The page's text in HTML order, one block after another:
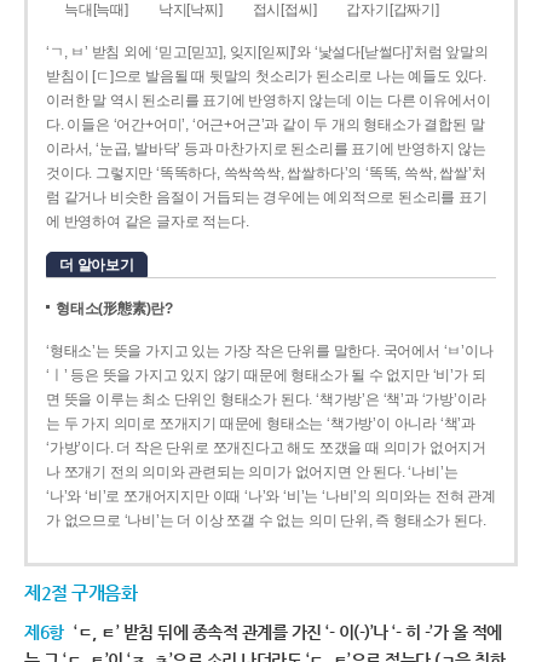
늑대[늑때] 낙지[낙찌] 접시[접씨] 갑자기[갑짜기]
‘ㄱ, ㅂ’ 받침 외에 ‘믿고[믿꼬], 잊지[읻찌]’와 ‘낯설다[낟썰다]’처럼 앞말의
받침이 [ㄷ]으로 발음될 때 뒷말의 첫소리가 된소리로 나는 예들도 있다.
이러한 말 역시 된소리를 표기에 반영하지 않는데 이는 다른 이유에서이
다. 이들은 ‘어간+어미’, ‘어근+어근’과 같이 두 개의 형태소가 결합된 말
이라서, ‘눈곱, 발바닥’ 등과 마찬가지로 된소리를 표기에 반영하지 않는
것이다. 그렇지만 ‘똑똑하다, 쓱싹쓱싹, 쌉쌀하다’의 ‘똑똑, 쓱싹, 쌉쌀’처
럼 같거나 비슷한 음절이 거듭되는 경우에는 예외적으로 된소리를 표기
에 반영하여 같은 글자로 적는다.
더 알아보기
형태소(形態素)란?
‘형태소’는 뜻을 가지고 있는 가장 작은 단위를 말한다. 국어에서 ‘ㅂ’이나
‘ㅣ’ 등은 뜻을 가지고 있지 않기 때문에 형태소가 될 수 없지만 ‘비’가 되
면 뜻을 이루는 최소 단위인 형태소가 된다. ‘책가방’은 ‘책’과 ‘가방’이라
는 두 가지 의미로 쪼개지기 때문에 형태소는 ‘책가방’이 아니라 ‘책’과
‘가방’이다. 더 작은 단위로 쪼개진다고 해도 쪼갰을 때 의미가 없어지거
나 쪼개기 전의 의미와 관련되는 의미가 없어지면 안 된다. ‘나비’는
‘나’와 ‘비’로 쪼개어지지만 이때 ‘나’와 ‘비’는 ‘나비’의 의미와는 전혀 관계
가 없으므로 ‘나비’는 더 이상 쪼갤 수 없는 의미 단위, 즉 형태소가 된다.
제2절 구개음화
제6항 ‘ㄷ, ㅌ’ 받침 뒤에 종속적 관계를 가진 ‘- 이(-)’나 ‘- 히 -’가 올 적에